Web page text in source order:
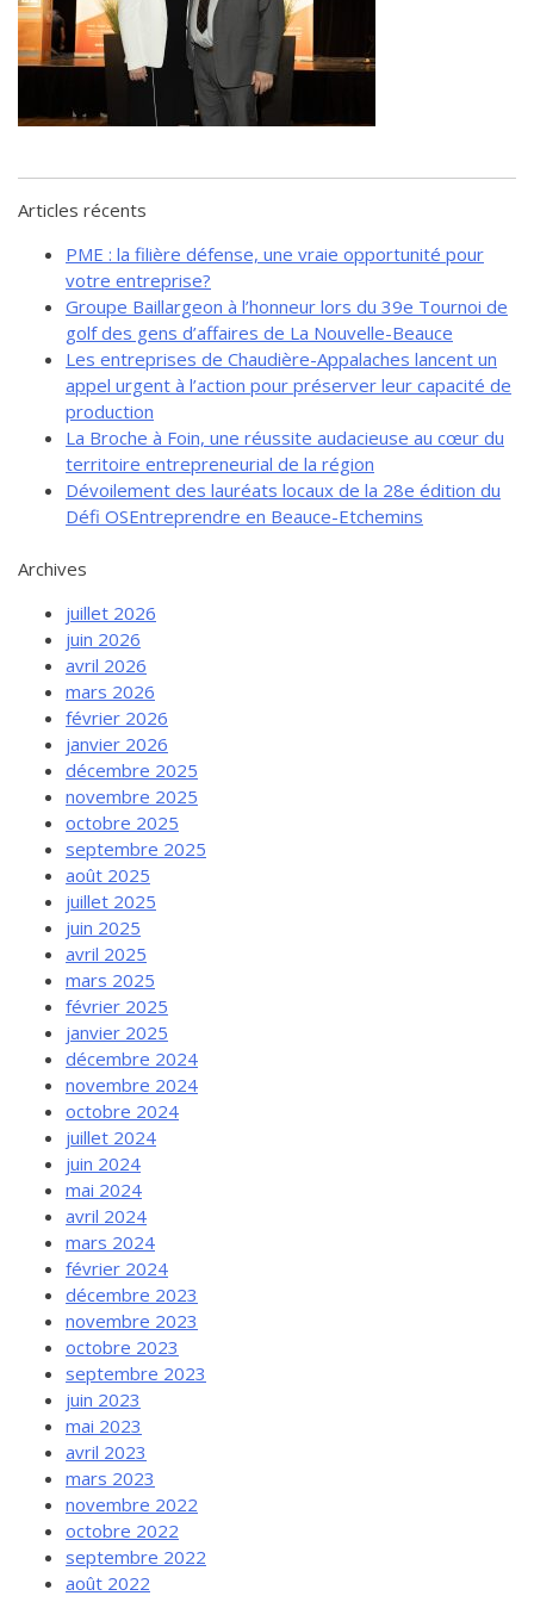
de solidarité
Futurpreneur
Toile entrepreneuriale Nouvelle-
Beauce
Articles récents
PME : la filière défense, une vraie opportunité pour
votre entreprise?
Groupe Baillargeon à l’honneur lors du 39e Tournoi de
golf des gens d’affaires de La Nouvelle-Beauce
Les entreprises de Chaudière-Appalaches lancent un
appel urgent à l’action pour préserver leur capacité de
production
La Broche à Foin, une réussite audacieuse au cœur du
territoire entrepreneurial de la région
Dévoilement des lauréats locaux de la 28e édition du
Défi OSEntreprendre en Beauce-Etchemins
Archives
juillet 2026
juin 2026
avril 2026
mars 2026
février 2026
janvier 2026
décembre 2025
novembre 2025
octobre 2025
septembre 2025
août 2025
juillet 2025
juin 2025
avril 2025
mars 2025
février 2025
janvier 2025
décembre 2024
novembre 2024
octobre 2024
juillet 2024
juin 2024
mai 2024
avril 2024
mars 2024
février 2024
décembre 2023
novembre 2023
octobre 2023
septembre 2023
juin 2023
mai 2023
avril 2023
mars 2023
novembre 2022
octobre 2022
septembre 2022
août 2022